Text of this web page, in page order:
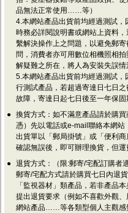
品無法正常使用……等）
4.本網站產品出貨前均經過測試
時務必詳閱說明書或網站上資料
繫解決操作上之問題，以避免郵
問，消費者亦可用數位相機照相
解疑難之所在，將人為安裝失誤情
5.本網站產品出貨前均經過測試
行測試產品，若超過寄達日七日
故障，寄達日起七日後至一年保固
● 換貨方式：如不滿意產品請於購
憑）先以電話或e-mail聯絡本網站
出貨單以「郵局掛號」或「便利
確認無誤後，即可辦理換貨，但運
● 退貨方式：（限:郵寄/宅配訂購者適
郵寄/宅配方式請於購買七日內退
「監視器材」類產品，若非產品
提出退貨要求（例如不喜歡外觀
網站產品……等各類型個人主觀感